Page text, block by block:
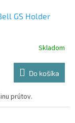
GS Holder
Skladom
Do košíka
prútov.